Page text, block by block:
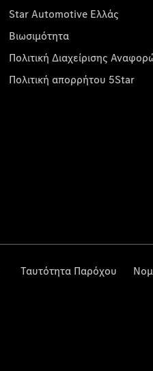
Star Automotive Ελλάς
Βιωσιμότητα
Πολιτική Διαχείρισης
Πολιτική απορρήτου 5Star
Ταυτότητα Παρόχου